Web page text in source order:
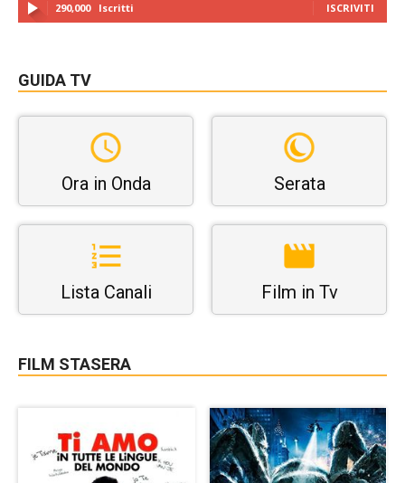
290,000 Iscritti ISCRIVITI
GUIDA TV
Ora in Onda Serata
Lista Canali Film in Tv
FILM STASERA